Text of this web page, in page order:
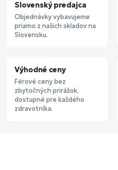
Slovenský predajca
Objednávky vybavujeme
priamo z našich skladov na
Slovensku.
Výhodné ceny
Férové ceny bez
zbytočných prirážok,
dostupné pre každého
zdravotníka.